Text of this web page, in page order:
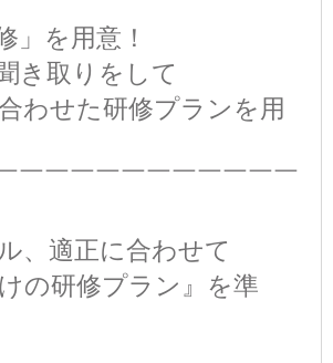
」を用意！
き取りをして
わせた研修プランを用
￣￣￣￣￣￣￣￣￣￣￣
、適正に合わせて
の研修プラン』を準